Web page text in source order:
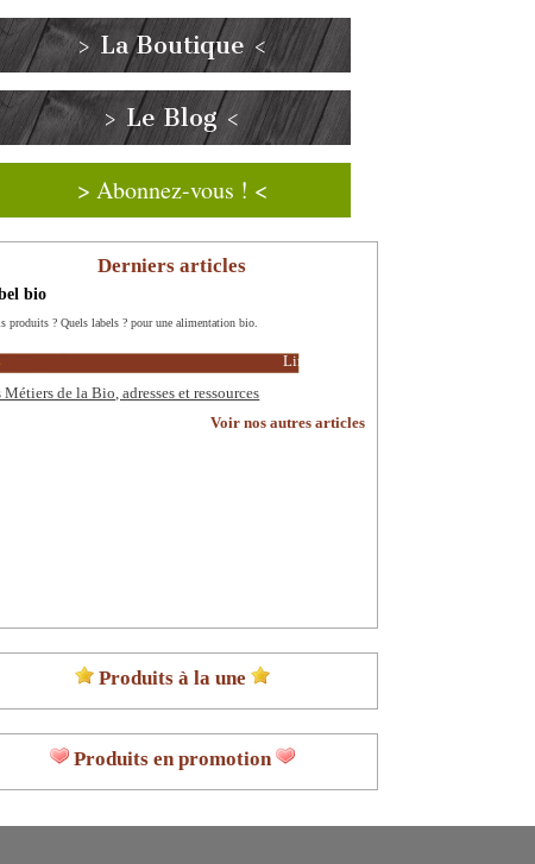
> La Boutique <
> Le Blog <
> Abonnez-vous ! <
Derniers articles
bio
produits ? Quels labels ? pour une alimentation bio.
Lire la suite
Métiers de la Bio, adresses et ressources
Voir nos autres articles
Produits à la une
Produits en promotion